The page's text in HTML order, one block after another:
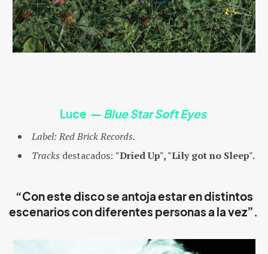
Luce — Blue Star Soft Eyes
Label: Red Brick Records.
Tracks destacados: "Dried Up", "Lily got no Sleep".
“Con este disco se antoja estar en distintos
escenarios con diferentes personas a la vez”.